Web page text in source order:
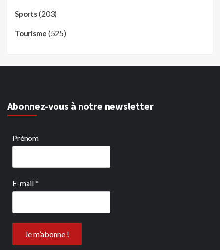
Sports(203)
Tourisme (525)
Abonnez-vous à notre newsletter
Prénom
E-mail*